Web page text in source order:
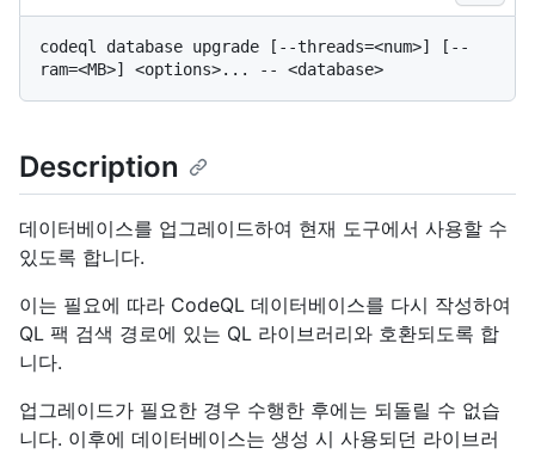
codeql database upgrade [--threads=<num>] [--
Description
데이터베이스를 업그레이드하여 현재 도구에서 사용할 수
있도록 합니다.
이는 필요에 따라 CodeQL 데이터베이스를 다시 작성하여
QL 팩 검색 경로에 있는 QL 라이브러리와 호환되도록 합
니다.
업그레이드가 필요한 경우 수행한 후에는 되돌릴 수 없습
니다. 이후에 데이터베이스는 생성 시 사용되던 라이브러